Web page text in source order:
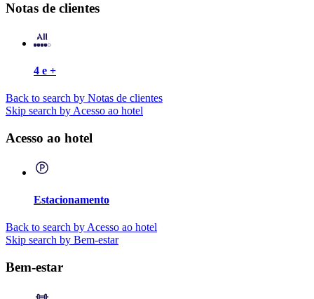
Notas de clientes
4 e +
Back to search by Notas de clientes
Skip search by Acesso ao hotel
Acesso ao hotel
Estacionamento
Back to search by Acesso ao hotel
Skip search by Bem-estar
Bem-estar